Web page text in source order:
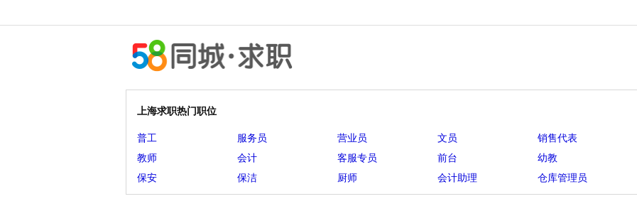
上海求职热门职位
普工 服务员 营业员 文员 销售代表
教师
会计 客服专员 前台 幼教
保安
保洁 厨师 会计助理 仓库管理员